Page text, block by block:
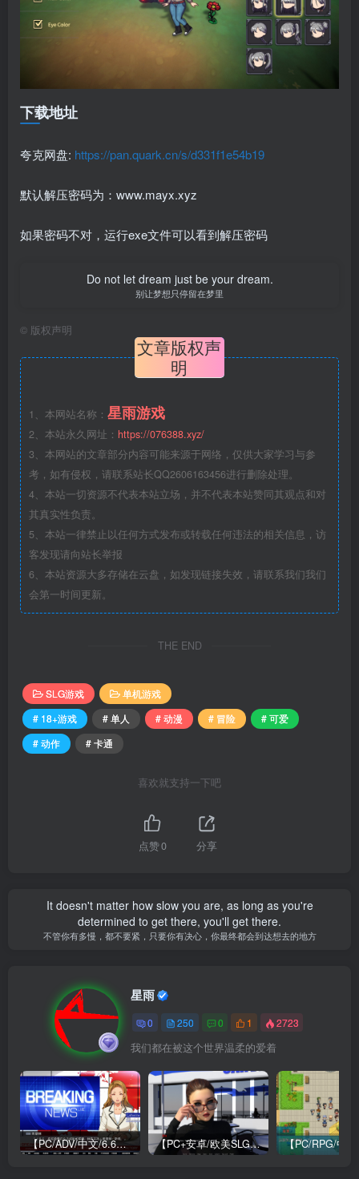
下载地址
夸克网盘: https://pan.quark.cn/s/d331f1e54b19
默认解压密码为：www.mayx.xyz
如果密码不对，运行exe文件可以看到解压密码
Do not let dream just be your dream.
别让梦想只停留在梦里
© 版权声明
文章版权声
明
1、本网站名称： 星雨游戏
2、本站永久网址： https://076388.xyz/
3、本网站的文章部分内容可能来源于网络，仅供大家学习与参
考，如有侵权，请联系站长QQ2606163456进行删除处理。
4、本站一切资源不代表本站立场，并不代表本站赞同其观点和对
其真实性负责。
5、本站一律禁止以任何方式发布或转载任何违法的相关信息，访
客发现请向站长举报
6、本站资源大多存储在云盘，如发现链接失效，请联系我们我们
会第一时间更新。
THE END
SLG游戏
单机游戏
# 18+游戏
# 单人 # 动漫 # 冒险
# 可爱
# 动作
# 卡通
喜欢就支持一下吧
点赞0 分享
It doesn't matter how slow you are, as long as you're
determined to get there, you'll get there.
不管你有多慢，都不要紧，只要你有决心，你最终都会到达想去的地方
星雨
0 250 0 1 2723
我们都在被这个世界温柔的爱着
【PC/ADV/中文/6.6G】牺牲恶棍 SACRIFICE VILLAINS 官方中文版 【PC+安卓/欧美SLG/中文/484M】我们迷路了 We Are Lost V1.0 STEAM官方中文版